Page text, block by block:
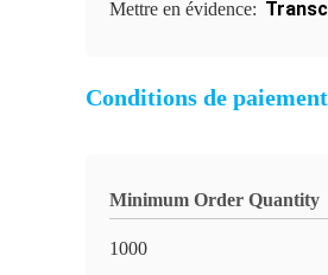
Mettre en évidence:
Conditions de
Minimum Order Quantity
1000